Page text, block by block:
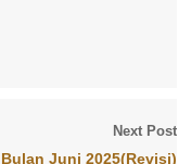
Next Post
Juni 2025(Revisi)